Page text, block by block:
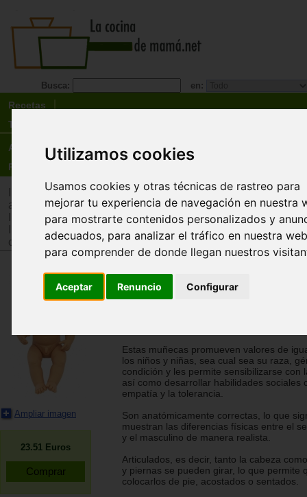
Utilizamos cookies
Usamos cookies y otras técnicas de rastreo para
mejorar tu experiencia de navegación en nuestra
para mostrarte contenidos personalizados y
adecuados, para analizar el tráfico en nuestra
para comprender de donde llegan nuestros
Aceptar Renuncio Configurar
Busca: en:
Recetas
Tienda
Actualidad
Registro
>Tienda>Juguetes infantiles>Juguetes por edad>
años
>Tienda>Juguetes infantiles>Juguetes por tipo >
>Tienda > Juguetes infantiles > Juguetes por tipo
complementos>Muñecos
Ampliar imagen
23.51 Euros
Muñeco asiático (38 cm)
Estas muñecas promueven valores de
los niños y niñas, sea cual sea su raza,
condición y les permite sensibilizarse con
así como desarrollar habilidades sociales
empatía y la tolerancia.
Son anatómicamente correctas, lo que
muestran las diferencias físicas entre el
y el masculino de manera realista.
Articulados, es decir, tanto la cabeza
y piernas se pueden girar, lo que permite
colocarlos de pie, acostados o sentados.